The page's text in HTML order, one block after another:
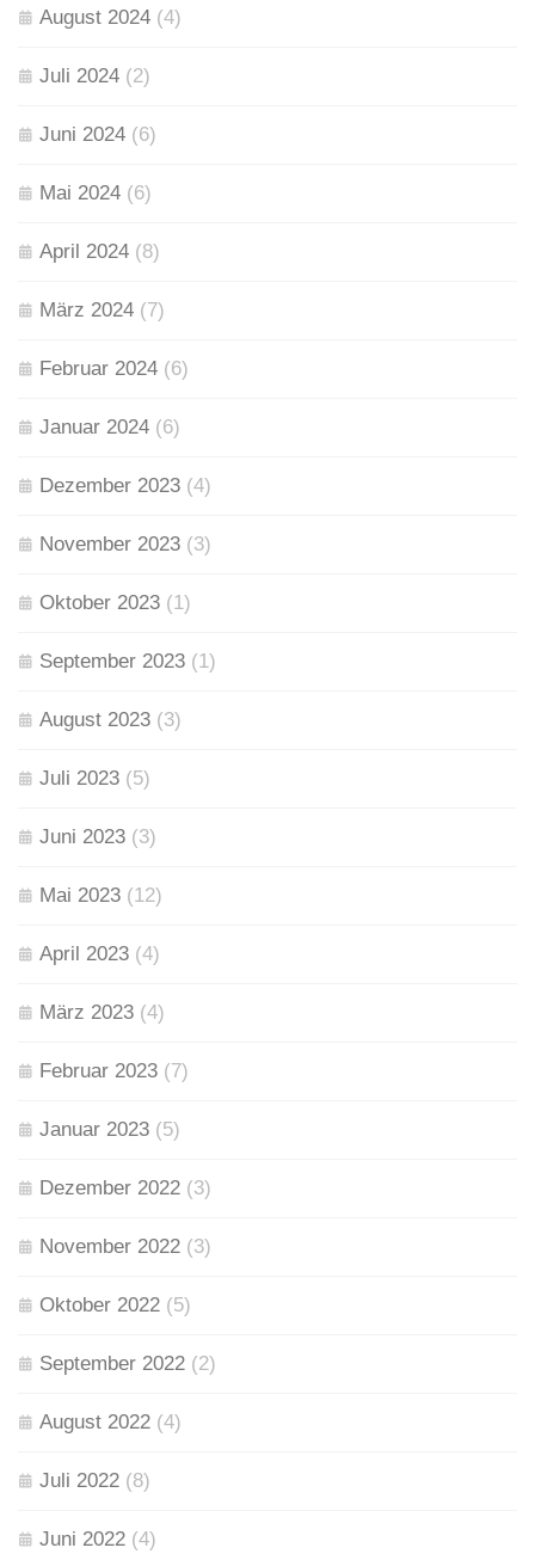
August 2024 (4)
Juli 2024 (2)
Juni 2024 (6)
Mai 2024 (6)
April 2024 (8)
März 2024 (7)
Februar 2024 (6)
Januar 2024 (6)
Dezember 2023 (4)
November 2023 (3)
Oktober 2023 (1)
September 2023 (1)
August 2023 (3)
Juli 2023 (5)
Juni 2023 (3)
Mai 2023 (12)
April 2023 (4)
März 2023 (4)
Februar 2023 (7)
Januar 2023 (5)
Dezember 2022 (3)
November 2022 (3)
Oktober 2022 (5)
September 2022 (2)
August 2022 (4)
Juli 2022 (8)
Juni 2022 (4)